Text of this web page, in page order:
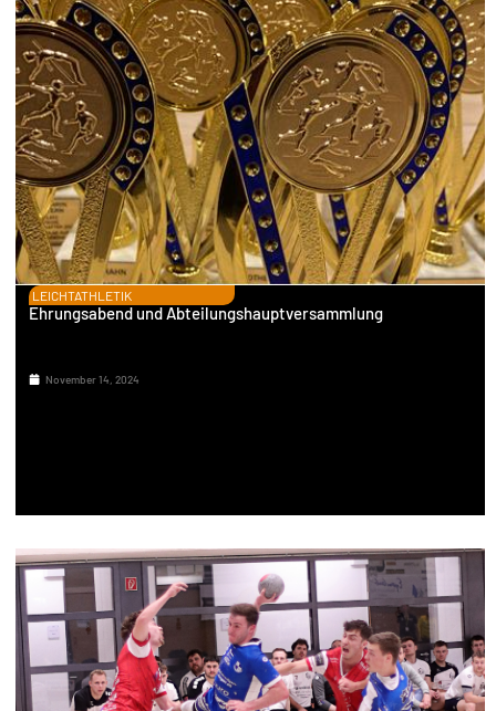
LEICHTATHLETIK
Ehrungsabend und Abteilungshauptversammlung
November 14, 2024